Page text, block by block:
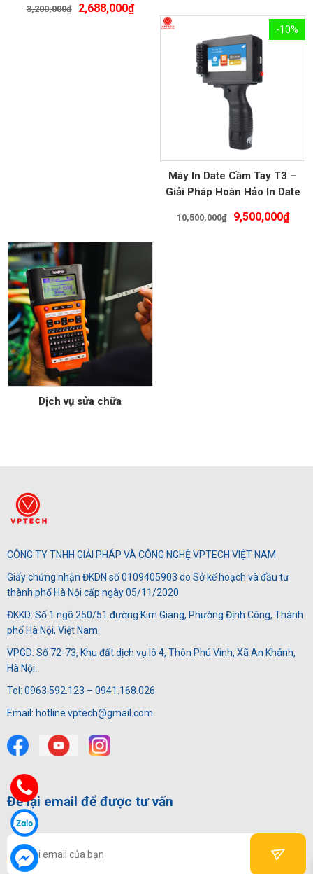
3,200,000₫
Giá
2,688,000₫Giá
-10%
Máy In Date Cầm Tay T3 –
Giải Pháp Hoàn Hảo In Date
10,500,000₫
Giá
9,500,000₫Giá
Dịch vụ sửa chữa
CÔNG TY TNHH GIẢI PHÁP VÀ CÔNG NGHỆ VPTECH VIỆT NAM
Giấy chứng nhận ĐKDN số 0109405903 do Sở kế hoạch và đầu tư
thành phố Hà Nội cấp ngày 05/11/2020
ĐKKD: Số 1 ngõ 250/51 đường Kim Giang, Phường Định Công, Thành
phố Hà Nội, Việt Nam.
VPGD: Số 72-73, Khu đất dịch vụ lô 4, Thôn Phú Vinh, Xã An Khánh,
Hà Nội.
Tel: 0963.592.123 – 0941.168.026
Email: hotline.vptech@gmail.com
Để lại email để được tư vấn